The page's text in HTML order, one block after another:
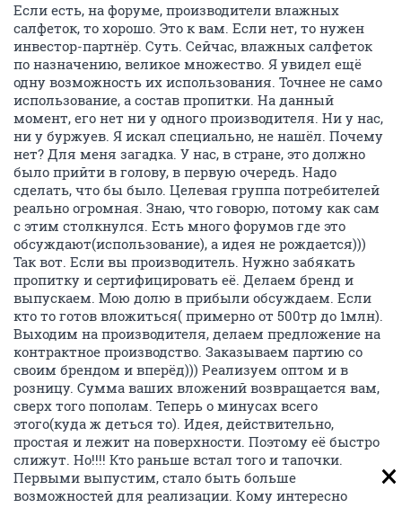
Если есть, на форуме, производители влажных
салфеток, то хорошо. Это к вам. Если нет, то нужен
инвестор-партнёр. Суть. Сейчас, влажных салфеток
по назначению, великое множество. Я увидел ещё
одну возможность их использования. Точнее не само
использование, а состав пропитки. На данный
момент, его нет ни у одного производителя. Ни у нас,
ни у буржуев. Я искал специально, не нашёл. Почему
нет? Для меня загадка. У нас, в стране, это должно
было прийти в голову, в первую очередь. Надо
сделать, что бы было. Целевая группа потребителей
реально огромная. Знаю, что говорю, потому как сам
с этим столкнулся. Есть много форумов где это
обсуждают(использование), а идея не рождается)))
Так вот. Если вы производитель. Нужно забякать
пропитку и сертифицировать её. Делаем бренд и
выпускаем. Мою долю в прибыли обсуждаем. Если
кто то готов вложиться( примерно от 500тр до 1млн).
Выходим на производителя, делаем предложение на
контрактное производство. Заказываем партию со
своим брендом и вперёд))) Реализуем оптом и в
розницу. Сумма ваших вложений возвращается вам,
сверх того пополам. Теперь о минусах всего
этого(куда ж деться то). Идея, действительно,
простая и лежит на поверхности. Поэтому её быстро
слижут. Но!!!! Кто раньше встал того и тапочки.
Первыми выпустим, стало быть больше
возможностей для реализации. Кому интересно